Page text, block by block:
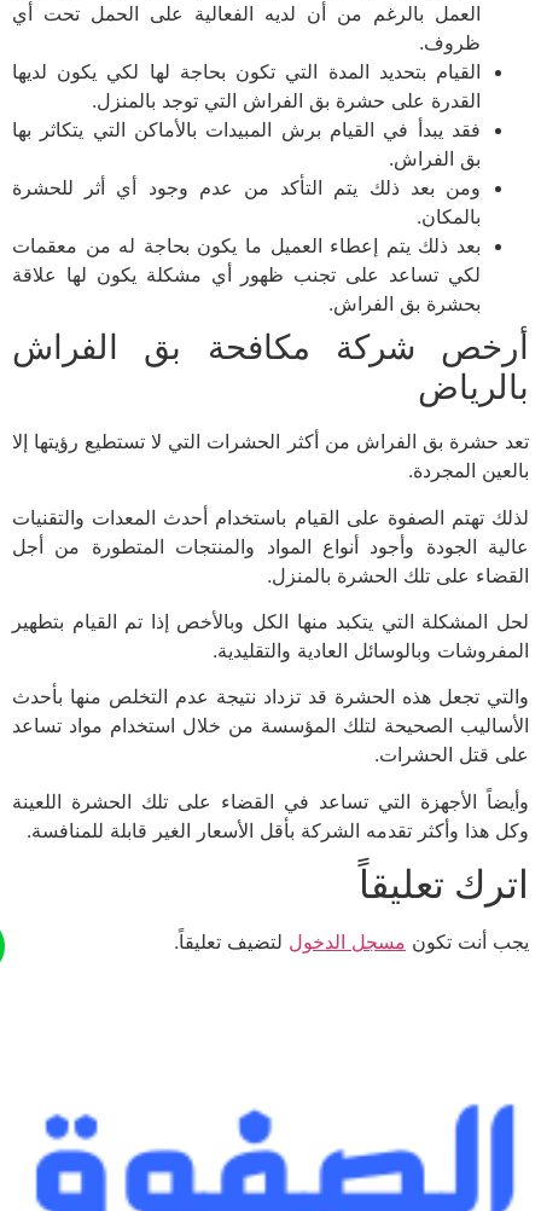
العمل بالرغم من أن لديه الفعالية على الحمل تحت أي
ظروف.
القيام بتحديد المدة التي تكون بحاجة لها لكي يكون لديها
القدرة على حشرة بق الفراش التي توجد بالمنزل.
فقد يبدأ في القيام برش المبيدات بالأماكن التي يتكاثر بها
بق الفراش.
ومن بعد ذلك يتم التأكد من عدم وجود أي أثر للحشرة
بالمكان.
بعد ذلك يتم إعطاء العميل ما يكون بحاجة له من معقمات
لكي تساعد على تجنب ظهور أي مشكلة يكون لها علاقة
بحشرة بق الفراش.
شركة مكافحة بق الفراش
حشرة بق الفراش من أكثر الحشرات التي لا تستطيع رؤيتها إلا
المجردة.
تهتم الصفوة على القيام باستخدام أحدث المعدات والتقنيات
الجودة وأجود أنواع المواد والمنتجات المتطورة من أجل
على تلك الحشرة بالمنزل.
المشكلة التي يتكبد منها الكل وبالأخص إذا تم القيام بتطهير
وبالوسائل العادية والتقليدية.
تجعل هذه الحشرة قد تزداد نتيجة عدم التخلص منها بأحدث
الصحيحة لتلك المؤسسة من خلال استخدام مواد تساعد
قتل الحشرات.
الأجهزة التي تساعد في القضاء على تلك الحشرة اللعينة
هذا وأكثر تقدمه الشركة بأقل الأسعار الغير قابلة للمنافسة.
تعليقاً
أنت تكونمسجل الدخوللتضيف تعليقاً.